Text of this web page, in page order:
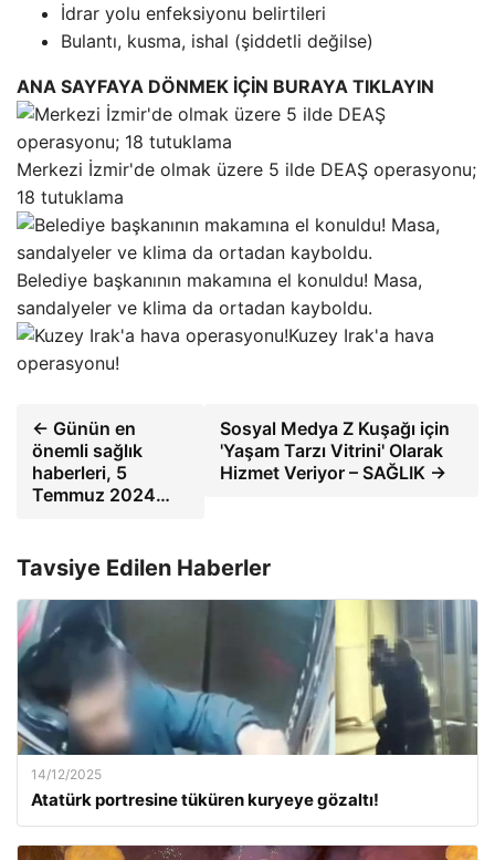
İdrar yolu enfeksiyonu belirtileri
Bulantı, kusma, ishal (şiddetli değilse)
ANA SAYFAYA DÖNMEK İÇİN BURAYA TIKLAYIN
Merkezi İzmir'de olmak üzere 5 ilde DEAŞ operasyonu;
18 tutuklama
Belediye başkanının makamına el konuldu! Masa,
sandalyeler ve klima da ortadan kayboldu.
Kuzey Irak'a hava
operasyonu!
← Günün en
önemli sağlık
haberleri, 5
Temmuz 2024…
Sosyal Medya Z Kuşağı için
'Yaşam Tarzı Vitrini' Olarak
Hizmet Veriyor – SAĞLIK →
Tavsiye Edilen Haberler
14/12/2025
Atatürk portresine tüküren kuryeye gözaltı!